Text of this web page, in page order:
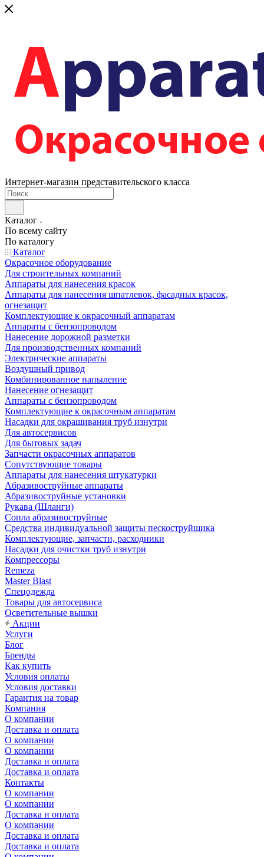
Интернет-магазин представительского класса
Каталог
По всему сайту
По каталогу
Каталог
Окрасочное оборудование
Для строительных компаний
Аппараты для нанесения красок
Аппараты для нанесения шпатлевок, фасадных красок,
огнезащит
Комплектующие к окрасочный аппаратам
Аппараты с бензопроводом
Нанесение дорожной разметки
Для производственных компаний
Электрические аппараты
Воздушный привод
Комбинированное напыление
Нанесение огнезащит
Аппараты с бензопроводом
Комплектующие к окрасочным аппаратам
Насадки для окрашивания труб изнутри
Для автосервисов
Для бытовых задач
Запчасти окрасочных аппаратов
Сопутствующие товары
Аппараты для нанесения штукатурки
Aбразивоструйные аппараты
Абразивоструйные установки
Рукава (Шланги)
Сопла абразивоструйные
Средства индивидуальной защиты пескоструйщика
Комплектующие, запчасти, расходники
Насадки для очистки труб изнутри
Компрессоры
Remeza
Master Blast
Спецодежда
Товары для автосервиса
Осветительные вышки
Акции
Услуги
Блог
Бренды
Как купить
Условия оплаты
Условия доставки
Гарантия на товар
Компания
О компании
Доставка и оплата
О компании
О компании
Доставка и оплата
Доставка и оплата
Контакты
О компании
О компании
Доставка и оплата
О компании
Доставка и оплата
Доставка и оплата